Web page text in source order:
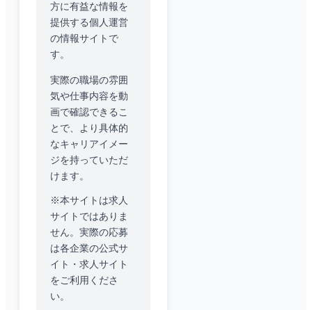
方に有益な情報を
提供する個人運営
の情報サイトで
す。
実際の職場の雰囲
気や仕事内容を動
画で確認できるこ
とで、より具体的
なキャリアイメー
ジを持っていただ
けます。
※本サイトは求人
サイトではありま
せん。実際の応募
は各企業の公式サ
イト・求人サイト
をご利用くださ
い。